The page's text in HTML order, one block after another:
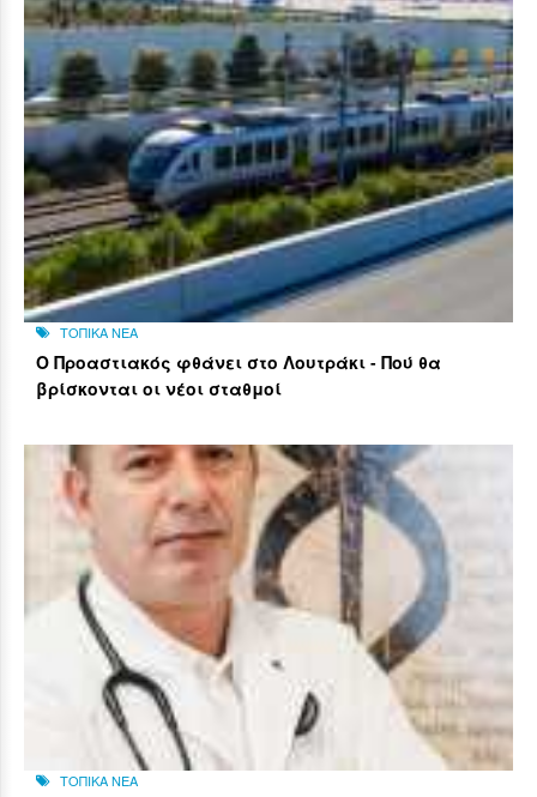
ΤΟΠΙΚΑ ΝΕΑ
Ο Προαστιακός φθάνει στο Λουτράκι - Πού θα
βρίσκονται οι νέοι σταθμοί
ΤΟΠΙΚΑ ΝΕΑ